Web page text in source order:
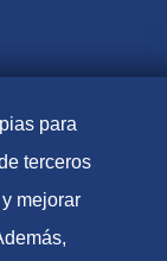
para
terceros
mejorar